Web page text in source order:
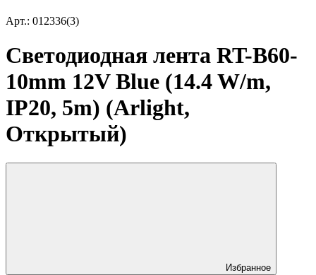
Арт.: 012336(3)
Светодиодная лента RT-B60-
10mm 12V Blue (14.4 W/m,
IP20, 5m) (Arlight,
Открытый)
Избранное